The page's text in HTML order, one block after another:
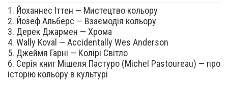
1. Йоханнес Іттен — Мистецтво кольору
2. Йозеф Альберс — Взаємодія кольору
3. Дерек Джармен — Хрома
4. Wally Koval — Accidentally Wes Anderson
5. Джеймя Гарні — Колірі Світло
6. Серія книг Мішеля Пастуро (Michel Pastoureau) — про
історію кольору в культурі